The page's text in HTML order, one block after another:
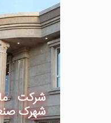
شرکت
شهرک